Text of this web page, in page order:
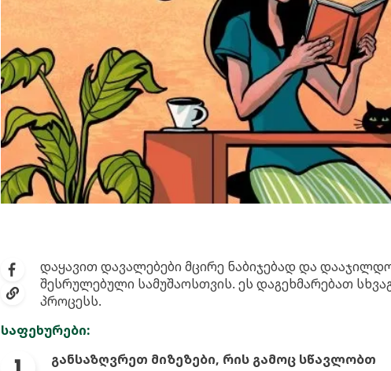
დაყავით დავალებები მცირე ნაბიჯებად და
შესრულებული სამუშაოსთვის. ეს დაგეხმარებათ
პროცესს.
საფეხურები:
განსაზღვრეთ მიზეზები, რის გამოც სწავლობთ